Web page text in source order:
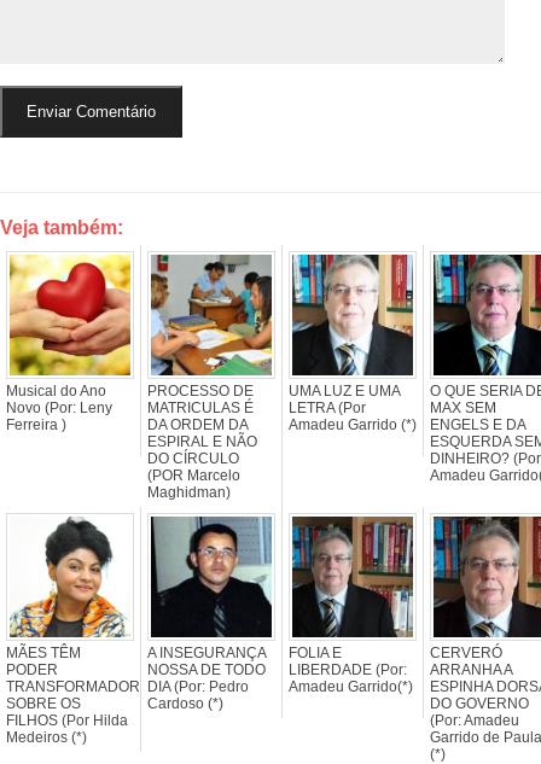
Veja também:
Musical do Ano
Novo (Por: Leny
Ferreira )
PROCESSO DE
MATRICULAS É
DA ORDEM DA
ESPIRAL E NÃO
DO CÍRCULO
(POR Marcelo
Maghidman)
UMA LUZ E UMA
LETRA (Por
Amadeu Garrido (*)
O QUE SERIA
MAX SEM
ENGELS E DA
ESQUERDA
DINHEIRO? (Por
Amadeu
MÃES TÊM
PODER
TRANSFORMADOR
SOBRE OS
FILHOS (Por Hilda
Medeiros (*)
A INSEGURANÇA
NOSSA DE TODO
DIA (Por: Pedro
Cardoso (*)
FOLIA E
LIBERDADE (Por:
Amadeu Garrido(*)
CERVERÓ
ARRANHA A
ESPINHA
DO GOVERNO
(Por: Amadeu
Garrido de Paula
(*)